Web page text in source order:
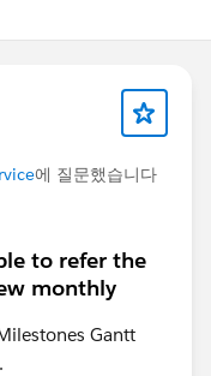
에 질문했습니다
to refer the
monthly
Gantt